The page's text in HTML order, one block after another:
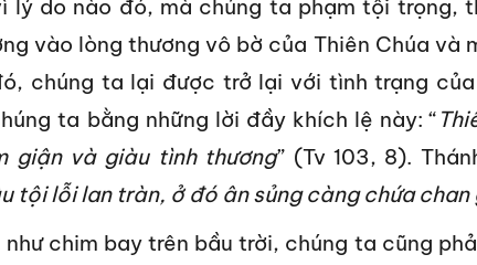
lý do nào đó, mà chúng ta phạm tội trọng,
vào lòng thương vô bờ của Thiên Chúa và
chúng ta lại được trở lại với tình trạng
ta bằng những lời đầy khích lệ này: “
giận và giàu tình thương” (Tv 103, 8).
tội lỗi lan tràn, ở đó ân sủng càng chứa
chim bay trên bầu trời, chúng ta cũng